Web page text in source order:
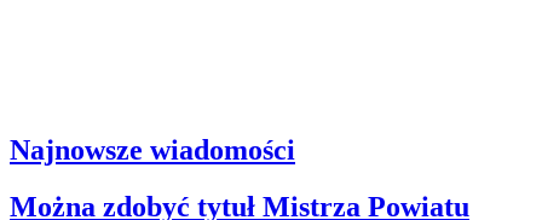
Najnowsze wiadomości
Można zdobyć tytuł Mistrza Powiatu